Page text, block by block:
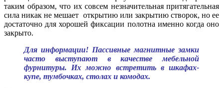
таким образом, что их совсем незначительная притягательная
сила никак не мешает открытию или закрытию створок, но ее
достаточно для хорошей фиксации полотна именно когда оно
закрыто.
Для информации! Пассивные магнитные замки
часто выступают в качестве мебельной
фурнитуры. Их можно встретить в шкафах-
купе, тумбочках, столах и комодах.